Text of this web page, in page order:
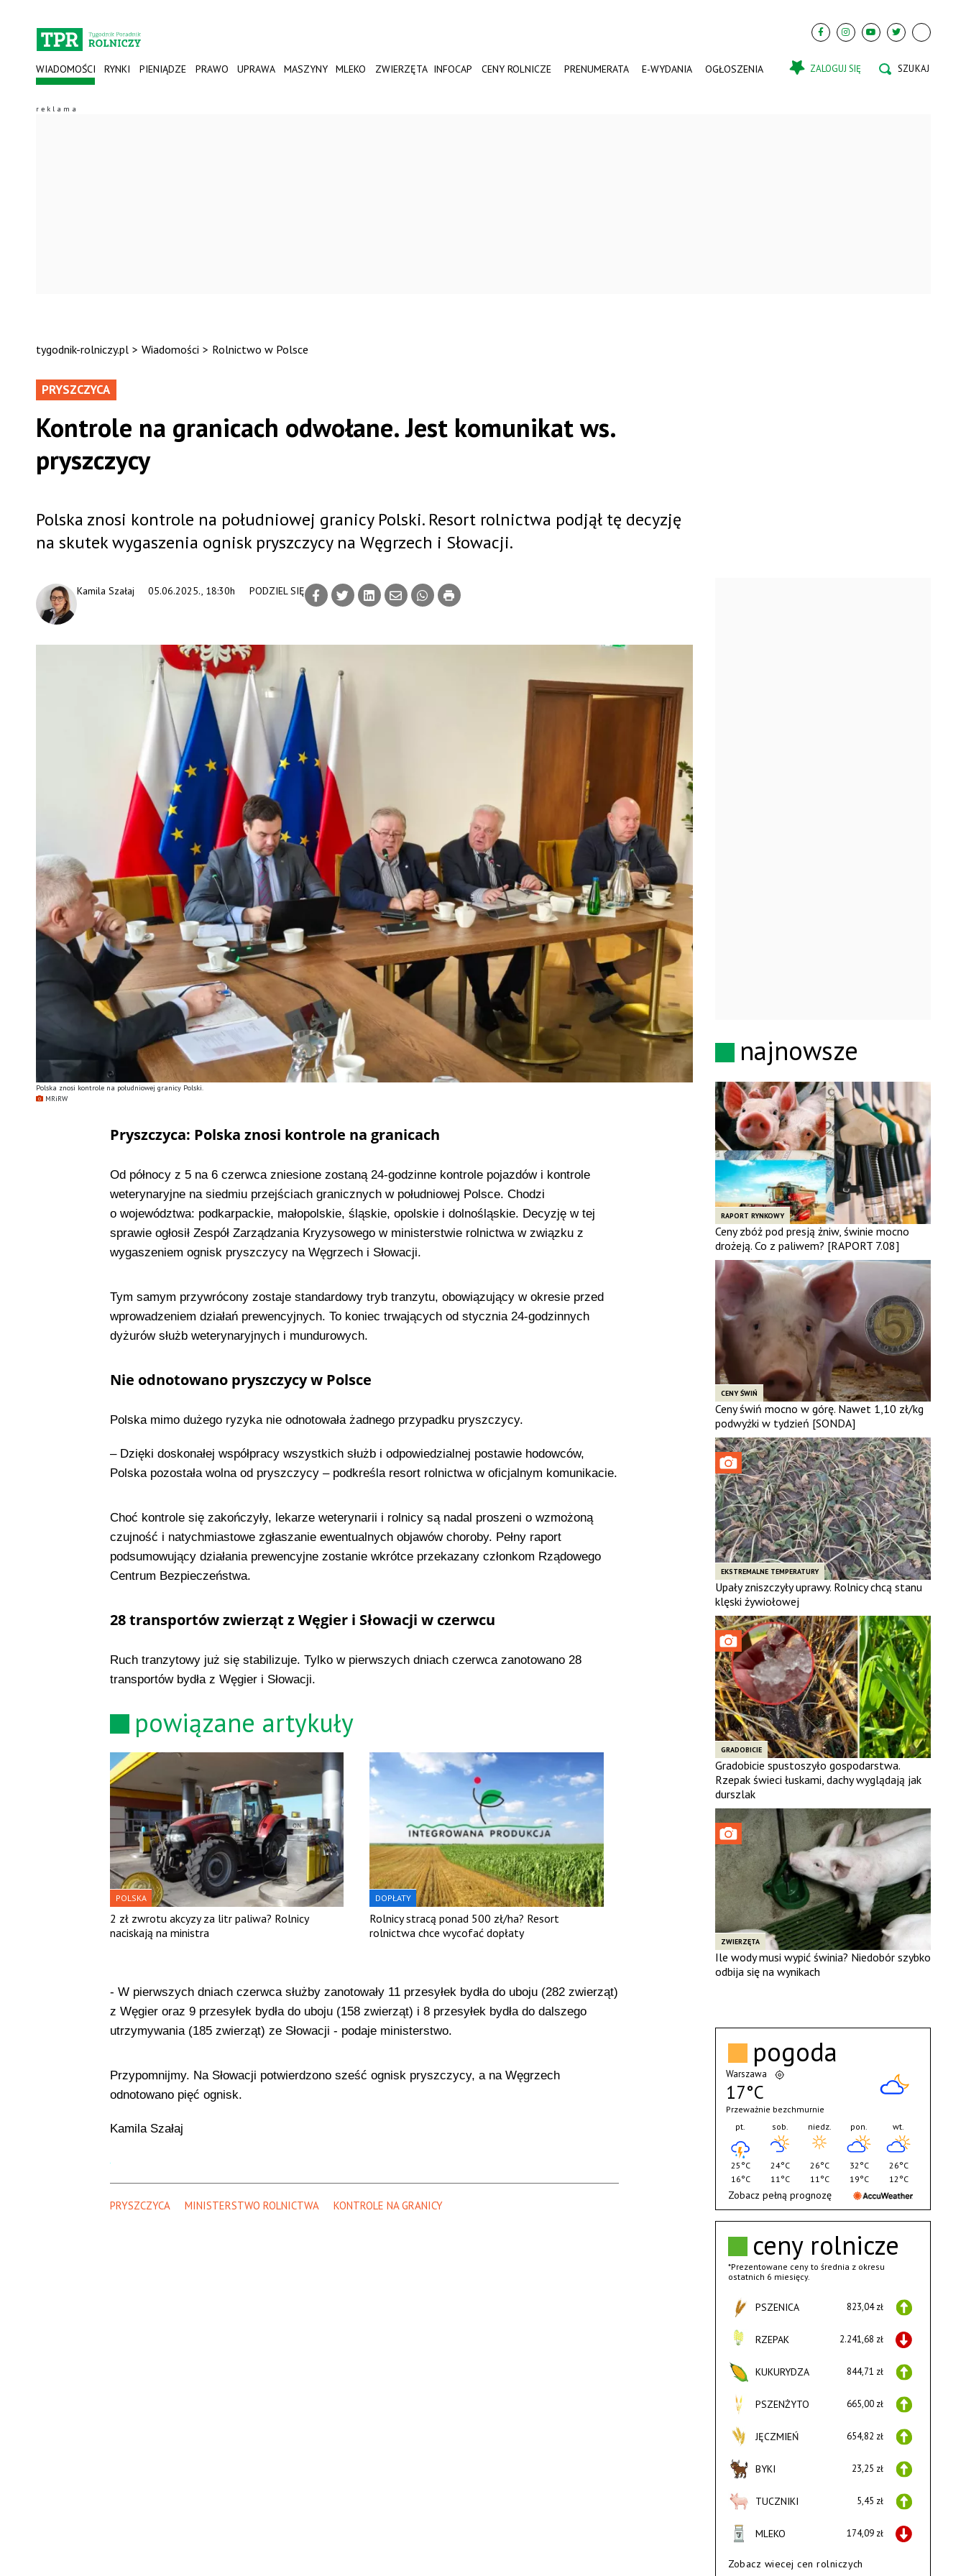
WIADOMOŚCI RYNKI PIENIĄDZE PRAWO UPRAWA MASZYNY MLEKO ZWIERZĘTA INFOCAP CENY ROLNICZE PRENUMERATA E-WYDANIA OGŁOSZENIA ZALOGUJ SIĘ
tygodnik-rolniczy.pl > Wiadomości > Rolnictwo w Polsce
Polska znosi kontrole na południowej granicy Polski.
MRiRW
PRYSZCZYCA
Kontrole na granicach odwołane. Jest komunikat ws.
pryszczycy
05.06.2025., 18:30h
Kamila Szałaj PODZIEL SIĘ
Polska znosi kontrole na południowej granicy Polski. Resort rolnictwa podjął tę decyzję
na skutek wygaszenia ognisk pryszczycy na Węgrzech i Słowacji.
Pryszczyca: Polska znosi kontrole na granicach
Od północy z 5 na 6 czerwca zniesione zostaną 24-godzinne kontrole pojazdów i kontrole
weterynaryjne na siedmiu przejściach granicznych w południowej Polsce. Chodzi
o województwa: podkarpackie, małopolskie, śląskie, opolskie i dolnośląskie. Decyzję w tej
sprawie ogłosił Zespół Zarządzania Kryzysowego w ministerstwie rolnictwa w związku z
wygaszeniem ognisk pryszczycy na Węgrzech i Słowacji.
Tym samym przywrócony zostaje standardowy tryb tranzytu, obowiązujący w okresie przed
wprowadzeniem działań prewencyjnych. To koniec trwających od stycznia 24-godzinnych
dyżurów służb weterynaryjnych i mundurowych.
Nie odnotowano pryszczycy w Polsce
Polska mimo dużego ryzyka nie odnotowała żadnego przypadku pryszczycy.
– Dzięki doskonałej współpracy wszystkich służb i odpowiedzialnej postawie hodowców,
Polska pozostała wolna od pryszczycy – podkreśla resort rolnictwa w oficjalnym komunikacie.
Choć kontrole się zakończyły, lekarze weterynarii i rolnicy są nadal proszeni o wzmożoną
czujność i natychmiastowe zgłaszanie ewentualnych objawów choroby. Pełny raport
podsumowujący działania prewencyjne zostanie wkrótce przekazany członkom Rządowego
Centrum Bezpieczeństwa.
28 transportów zwierząt z Węgier i Słowacji w czerwcu
Ruch tranzytowy już się stabilizuje. Tylko w pierwszych dniach czerwca zanotowano 28
transportów bydła z Węgier i Słowacji.
powiązane artykuły
POLSKA
2 zł zwrotu akcyzy za litr paliwa? Rolnicy
naciskają na ministra
DOPŁATY
Rolnicy stracą ponad 500 zł/ha? Resort
rolnictwa chce wycofać dopłaty
- W pierwszych dniach czerwca służby zanotowały 11 przesyłek bydła do uboju (282 zwierząt)
z Węgier oraz 9 przesyłek bydła do uboju (158 zwierząt) i 8 przesyłek bydła do dalszego
utrzymywania (185 zwierząt) ze Słowacji - podaje ministerstwo.
Przypomnijmy. Na Słowacji potwierdzono sześć ognisk pryszczycy, a na Węgrzech
odnotowano pięć ognisk.
Kamila Szałaj
PRYSZCZYCA MINISTERSTWO ROLNICTWA KONTROLE NA GRANICY
najnowsze
RAPORT RYNKOWY
Ceny zbóż pod presją żniw, świnie mocno
drożeją. Co z paliwem? [RAPORT 7.08]
CENY ŚWIŃ
Ceny świń mocno w górę. Nawet 1,10 zł/kg
podwyżki w tydzień [SONDA]
EKSTREMALNE TEMPERATURY
Upały zniszczyły uprawy. Rolnicy chcą stanu
klęski żywiołowej
GRADOBICIE
Gradobicie spustoszyło gospodarstwa.
Rzepak świeci łuskami, dachy wyglądają jak
durszlak
ZWIERZĘTA
Ile wody musi wypić świnia? Niedobór szybko
odbija się na wynikach
ceny rolnicze
*Prezentowane ceny to średnia z okresu
ostatnich 6 miesięcy.
PSZENICA 823,04 zł
RZEPAK 2.241,68 zł
KUKURYDZA 844,71 zł
PSZENŻYTO 665,00 zł
JĘCZMIEŃ 654,82 zł
BYKI 23,25 zł
TUCZNIKI 5,45 zł
MLEKO 174,09 zł
Zobacz wiecej cen rolniczych
pogoda
Warszawa
17°C
Przeważnie bezchmurnie
pt.
25°C
16°C
sob.
24°C
11°C
niedz.
26°C
11°C
pon.
32°C
19°C
wt.
26°C
12°C
Zobacz pełną prognozę